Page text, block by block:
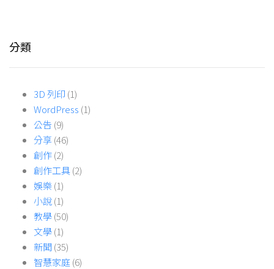
分類
3D 列印 (1)
WordPress (1)
公告 (9)
分享(46)
創作(2)
創作工具(2)
娛樂 (1)
小說(1)
教學(50)
文學(1)
新聞 (35)
智慧家庭(6)